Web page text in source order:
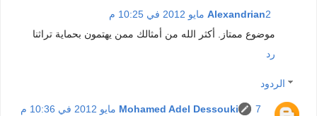
Alexandrian2 مايو 2012 في 10:25 م
موضوع ممتاز. أكثر الله من أمثالك ممن يهتمون بحماية تراثنا
رد
الردود
Mohamed Adel Dessouki
7 مايو 2012 في 10:36 م